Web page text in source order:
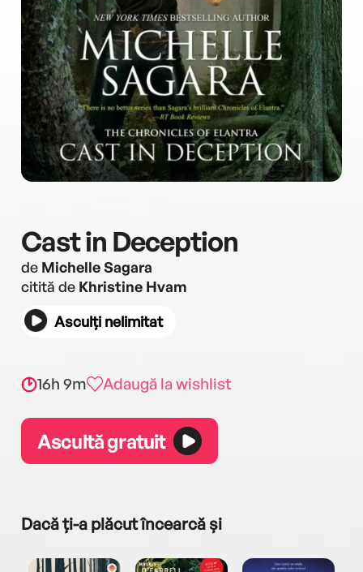
Cast in Deception
de Michelle Sagara
citită de Khristine Hvam
Asculți nelimitat
16h 9m Adaugă la wishlist
Ascultă gratuit
Dacă ți-a plăcut încearcă și